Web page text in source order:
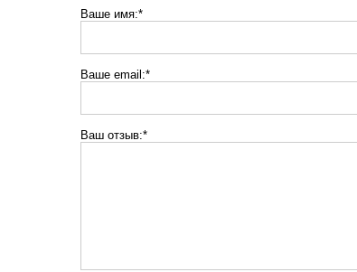
Ваше имя:*
Ваше email:*
Ваш отзыв:*